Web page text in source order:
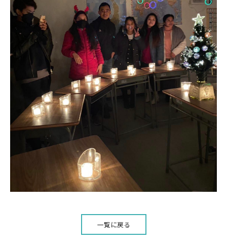
一覧に戻る